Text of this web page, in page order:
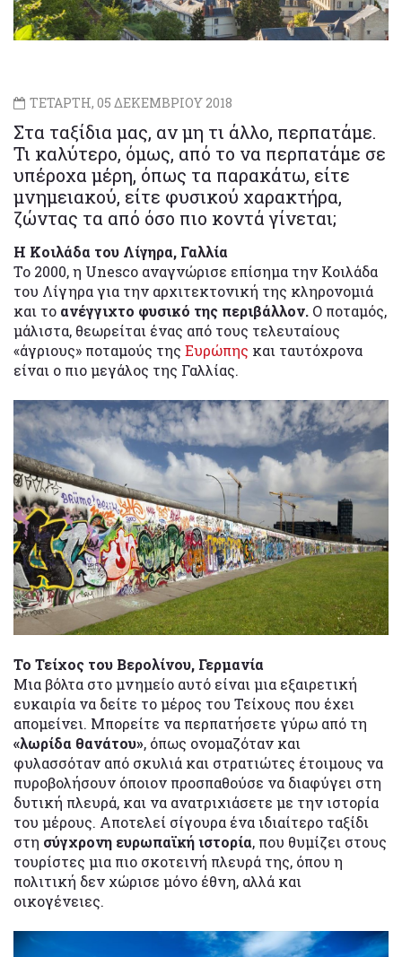
ΤΕΤΑΡΤΗ, 05 ΔΕΚΕΜΒΡΙΟΥ 2018
Στα ταξίδια μας, αν μη τι άλλο, περπατάμε.
Τι καλύτερο, όμως, από το να περπατάμε σε
υπέροχα μέρη, όπως τα παρακάτω, είτε
μνημειακού, είτε φυσικού χαρακτήρα,
ζώντας τα από όσο πιο κοντά γίνεται;
Η Κοιλάδα του Λίγηρα, Γαλλία
Το 2000, η Unesco αναγνώρισε επίσημα την Κοιλάδα
του Λίγηρα για την αρχιτεκτονική της κληρονομιά
και το ανέγγιχτο φυσικό της περιβάλλον. Ο ποταμός,
μάλιστα, θεωρείται ένας από τους τελευταίους
«άγριους» ποταμούς της Ευρώπης και ταυτόχρονα
είναι ο πιο μεγάλος της Γαλλίας.
Το Τείχος του Βερολίνου, Γερμανία
Μια βόλτα στο μνημείο αυτό είναι μια εξαιρετική
ευκαιρία να δείτε το μέρος του Τείχους που έχει
απομείνει. Μπορείτε να περπατήσετε γύρω από τη
«λωρίδα θανάτου», όπως ονομαζόταν και
φυλασσόταν από σκυλιά και στρατιώτες έτοιμους να
πυροβολήσουν όποιον προσπαθούσε να διαφύγει στη
δυτική πλευρά, και να ανατριχιάσετε με την ιστορία
του μέρους. Αποτελεί σίγουρα ένα ιδιαίτερο ταξίδι
στη σύγχρονη ευρωπαϊκή ιστορία, που θυμίζει στους
τουρίστες μια πιο σκοτεινή πλευρά της, όπου η
πολιτική δεν χώρισε μόνο έθνη, αλλά και
οικογένειες.